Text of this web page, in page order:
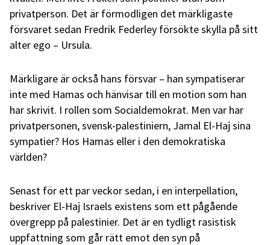
privatperson. Det är förmodligen det märkligaste
försvaret sedan Fredrik Federley försökte skylla på sitt
alter ego – Ursula.
Märkligare är också hans försvar – han sympatiserar
inte med Hamas och hänvisar till en motion som han
har skrivit. I rollen som Socialdemokrat. Men var har
privatpersonen, svensk-palestiniern, Jamal El-Haj sina
sympatier? Hos Hamas eller i den demokratiska
världen?
Senast för ett par veckor sedan, i en interpellation,
beskriver El-Haj Israels existens som ett pågående
övergrepp på palestinier. Det är en tydligt rasistisk
uppfattning som går rätt emot den syn på